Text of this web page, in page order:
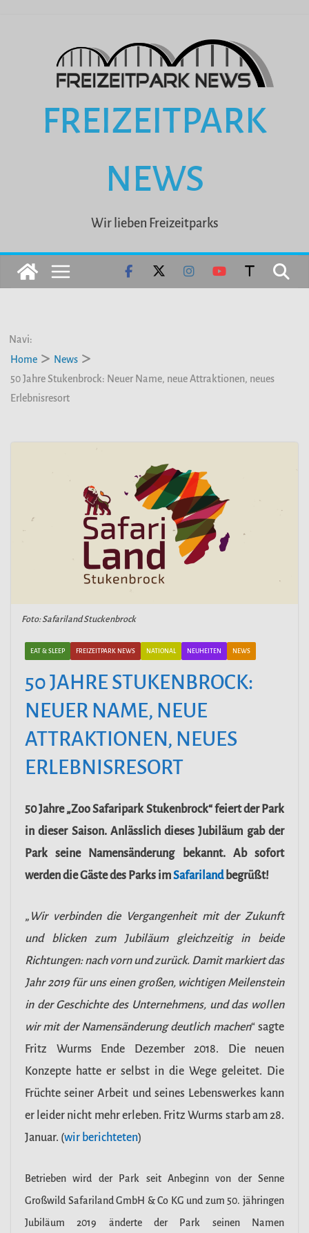
FREIZEITPARK
NEWS
Wir lieben Freizeitparks
Navi:
Home
News
50 Jahre Stukenbrock: Neuer Name, neue Attraktionen, neues
Erlebnisresort
Foto: Safariland Stuckenbrock
EAT & SLEEP FREIZEITPARK NEWS NATIONAL NEUHEITEN NEWS
50 JAHRE STUKENBROCK:
NEUER NAME, NEUE
ATTRAKTIONEN, NEUES
ERLEBNISRESORT
50 Jahre „Zoo Safaripark Stukenbrock“ feiert der Park
in dieser Saison. Anlässlich dieses Jubiläum gab der
Park seine Namensänderung bekannt. Ab sofort
werden die Gäste des Parks imSafarilandbegrüßt!
„ Wir verbinden die Vergangenheit mit der Zukunft
und blicken zum Jubiläum gleichzeitig in beide
Richtungen: nach vorn und zurück. Damit markiert das
Jahr 2019 für uns einen großen, wichtigen Meilenstein
in der Geschichte des Unternehmens, und das wollen
wir mit der Namensänderung deutlich machen“ sagte
Fritz Wurms Ende Dezember 2018. Die neuen
Konzepte hatte er selbst in die Wege geleitet. Die
Früchte seiner Arbeit und seines Lebenswerkes kann
er leider nicht mehr erleben. Fritz Wurms starb am 28.
Januar. (wir berichteten)
Betrieben wird der Park seit Anbeginn von der Senne
Großwild Safariland GmbH & Co KG und zum 50. jähringen
Jubiläum 2019 änderte der Park seinen Namen